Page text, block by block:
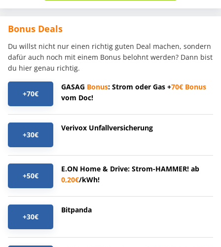
Bonus Deals
Du willst nicht nur einen richtig guten Deal machen, sondern
dafür auch noch mit einem Bonus belohnt werden? Dann bist
du hier genau richtig.
+70€
GASAG Bonus: Strom oder Gas +70€ Bonus
vom Doc!
+30€
Verivox Unfallversicherung
+50€
E.ON Home & Drive: Strom-HAMMER! ab
0,20€/kWh!
+30€
Bitpanda